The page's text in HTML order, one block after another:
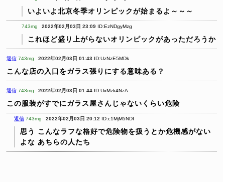
いよいよ北京冬季オリンピックが始まるよ～～～
743mg 2022年02月03日 23:09 ID:EzNDgyMzg
これほど盛り上がらないオリンピックがあっただろうか
返信 743mg 2022年02月03日 01:43 ID:UzNzE5MDk
こんな店の入口をガラス張りにする意味ある？
返信 743mg 2022年02月03日 01:44 ID:UxMzk4NzA
この服装がすでにガラス屋さんじゃないくらい危険
返信 743mg 2022年02月03日 20:12 ID:c1MjM5NDI
思う
こんなラフな格好で危険物を扱うとか危機感がない
よな あちらの人たち